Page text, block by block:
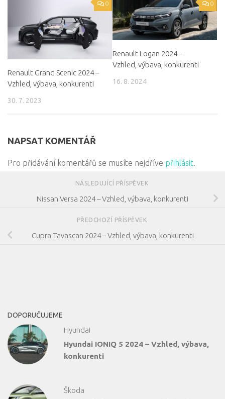
0
Renault Grand Scenic 2024 –
Vzhled, výbava, konkurenti
30. 7. 2023
0
Renault Logan 2024 –
Vzhled, výbava, konkurenti
16. 8. 2024
NAPSAT KOMENTÁŘ
Pro přidávání komentářů se musíte nejdříve přihlásit.
NÁSLEDUJÍCÍ PŘÍSPĚVEK
Nissan Versa 2024 – Vzhled, výbava, konkurenti
PŘEDCHOZÍ PŘÍSPĚVEK
Cupra Tavascan 2024 – Vzhled, výbava, konkurenti
DOPORUČUJEME
Hyundai
Hyundai IONIQ 5 2024 – Vzhled, výbava,
konkurenti
Škoda